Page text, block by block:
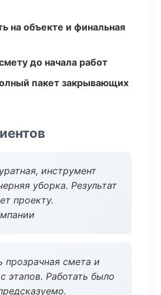
на объекте и финальная
до начала работ
пакет закрывающих
инструмент
уборка. Результат
проекту.
прозрачная смета и
этапов. Работать было